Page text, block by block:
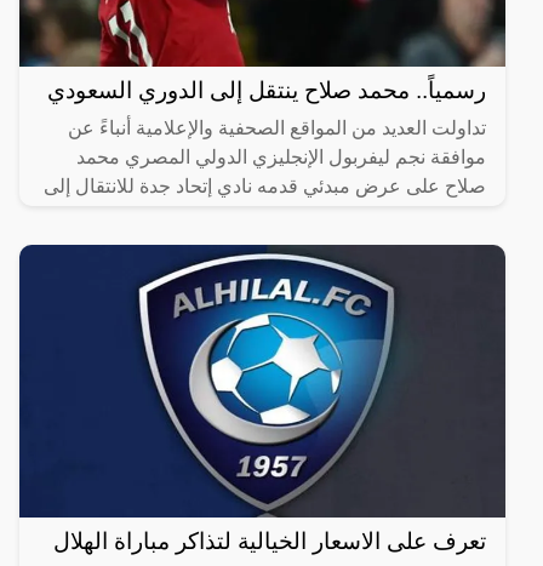
رسمياً.. محمد صلاح ينتقل إلى الدوري السعودي
تداولت العديد من المواقع الصحفية والإعلامية أنباءً عن
موافقة نجم ليفربول الإنجليزي الدولي المصري محمد
صلاح على عرض مبدئي قدمه نادي إتحاد جدة للانتقال إلى
تعرف على الاسعار الخيالية لتذاكر مباراة الهلال